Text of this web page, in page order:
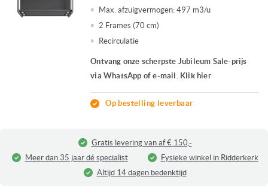
Max. afzuigvermogen: 497 m3/u
2 Frames (70 cm)
Recirculatie
Ontvang onze scherpste Jubileum Sale-prijs
via WhatsApp of e-mail. Klik hier
Op bestelling leverbaar
Gratis levering van af € 150,-
Meer dan 35 jaar dé specialist
Fysieke winkel in Ridderkerk
Altijd 14 dagen bedenktijd